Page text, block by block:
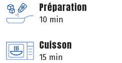
Préparation
10 min
Cuisson
15 min